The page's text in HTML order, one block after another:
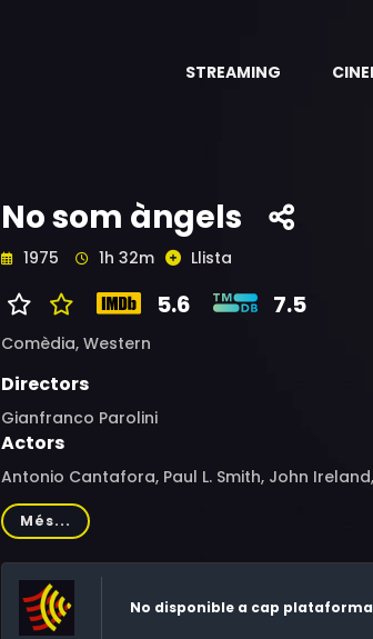
STREAMING
No som àngels
1975 1h 32m Llista
5.6 7.5
Comèdia, Western
Directors
Gianfranco Parolini
Actors
Antonio Cantafora, Paul L. Smith, John
Franco Pesce, Fausta Avelli, Massimo Vanni
Més...
No disponible a cap